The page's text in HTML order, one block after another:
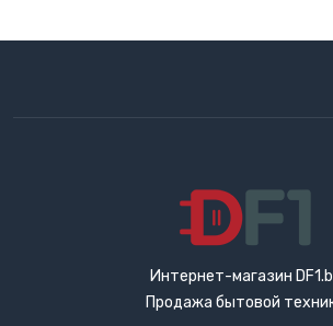
Интернет-магазин
Продажа бытовой